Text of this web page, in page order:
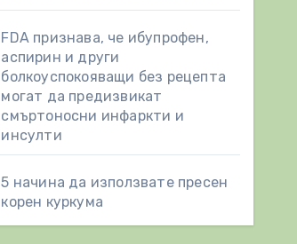
FDA признава, че ибупрофен,
аспирин и други
болкоуспокояващи без рецепта
могат да предизвикат
смъртоносни инфаркти и
инсулти
5 начина да използвате пресен
корен куркума